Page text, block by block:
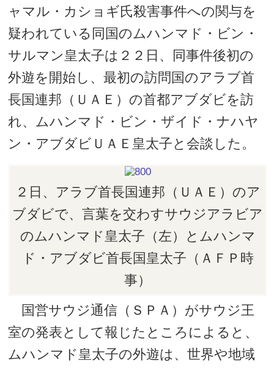
ャマル・カショギ氏殺害事件への関与を
疑われている同国のムハンマド・ビン・
サルマン皇太子は２２日、同事件後初の
外遊を開始し、最初の訪問国のアラブ首
長国連邦（ＵＡＥ）の首都アブダビを訪
れ、ムハンマド・ビン・ザイド・ナハヤ
ン・アブダビＵＡＥ皇太子と会談した。
２日、アラブ首長国連邦（ＵＡＥ）のア
ブダビで、言葉を交わすサウジアラビア
のムハンマド皇太子（左）とムハンマ
ド・アブダビ首長国皇太子（ＡＦＰ時
事）
国営サウジ通信（ＳＰＡ）がサウジ王
室の発表として報じたところによると、
ムハンマド皇太子の外遊は、世界や地域